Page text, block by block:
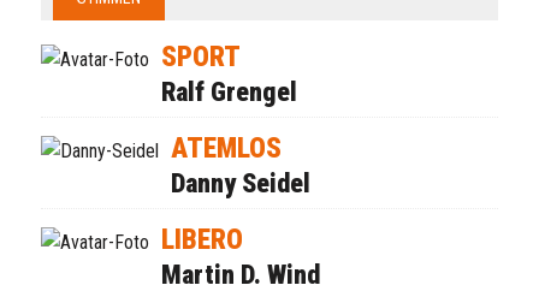
SPORT
Ralf Grengel
ATEMLOS
Danny Seidel
LIBERO
Martin D. Wind